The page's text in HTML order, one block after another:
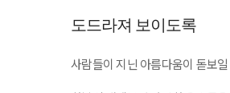
도드라져 보이도록
사람들이 지닌 아름다움이 돋보